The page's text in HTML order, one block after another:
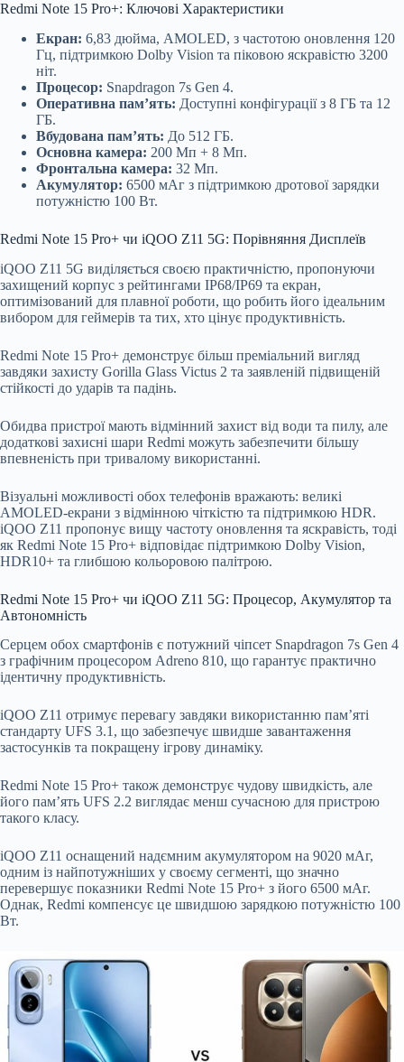
Redmi Note 15 Pro+: Ключові Характеристики
Екран: 6,83 дюйма, AMOLED, з частотою оновлення 120
Гц, підтримкою Dolby Vision та піковою яскравістю 3200
ніт.
Процесор: Snapdragon 7s Gen 4.
Оперативна пам’ять: Доступні конфігурації з 8 ГБ та 12
ГБ.
Вбудована пам’ять: До 512 ГБ.
Основна камера: 200 Мп + 8 Мп.
Фронтальна камера: 32 Мп.
Акумулятор: 6500 мАг з підтримкою дротової зарядки
потужністю 100 Вт.
Redmi Note 15 Pro+ чи iQOO Z11 5G: Порівняння Дисплеїв
iQOO Z11 5G виділяється своєю практичністю, пропонуючи
захищений корпус з рейтингами IP68/IP69 та екран,
оптимізований для плавної роботи, що робить його ідеальним
вибором для геймерів та тих, хто цінує продуктивність.
Redmi Note 15 Pro+ демонструє більш преміальний вигляд
завдяки захисту Gorilla Glass Victus 2 та заявленій підвищеній
стійкості до ударів та падінь.
Обидва пристрої мають відмінний захист від води та пилу, але
додаткові захисні шари Redmi можуть забезпечити більшу
впевненість при тривалому використанні.
Візуальні можливості обох телефонів вражають: великі
AMOLED-екрани з відмінною чіткістю та підтримкою HDR.
iQOO Z11 пропонує вищу частоту оновлення та яскравість, тоді
як Redmi Note 15 Pro+ відповідає підтримкою Dolby Vision,
HDR10+ та глибшою кольоровою палітрою.
Redmi Note 15 Pro+ чи iQOO Z11 5G: Процесор, Акумулятор та
Автономність
Серцем обох смартфонів є потужний чіпсет Snapdragon 7s Gen 4
з графічним процесором Adreno 810, що гарантує практично
ідентичну продуктивність.
iQOO Z11 отримує перевагу завдяки використанню пам’яті
стандарту UFS 3.1, що забезпечує швидше завантаження
застосунків та покращену ігрову динаміку.
Redmi Note 15 Pro+ також демонструє чудову швидкість, але
його пам’ять UFS 2.2 виглядає менш сучасною для пристрою
такого класу.
iQOO Z11 оснащений надємним акумулятором на 9020 мАг,
одним із найпотужніших у своєму сегменті, що значно
перевершує показники Redmi Note 15 Pro+ з його 6500 мАг.
Однак, Redmi компенсує це швидшою зарядкою потужністю 100
Вт.